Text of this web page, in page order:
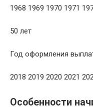
1968 1969 1970 1971
50 лет
Год оформления
2018 2019 2020 2021
Особенности